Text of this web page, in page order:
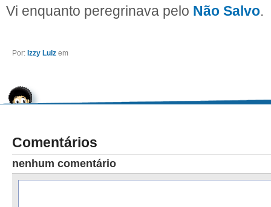
Vi enquanto peregrinava pelo Não Salvo.
Por: Izzy Lulz em
Comentários
nenhum comentário